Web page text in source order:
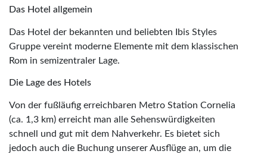
Das Hotel allgemein
Das Hotel der bekannten und beliebten Ibis Styles
Gruppe vereint moderne Elemente mit dem klassischen
Rom in semizentraler Lage.
Die Lage des Hotels
Von der fußläufig erreichbaren Metro Station Cornelia
(ca. 1,3 km) erreicht man alle Sehenswürdigkeiten
schnell und gut mit dem Nahverkehr. Es bietet sich
jedoch auch die Buchung unserer Ausflüge an, um die